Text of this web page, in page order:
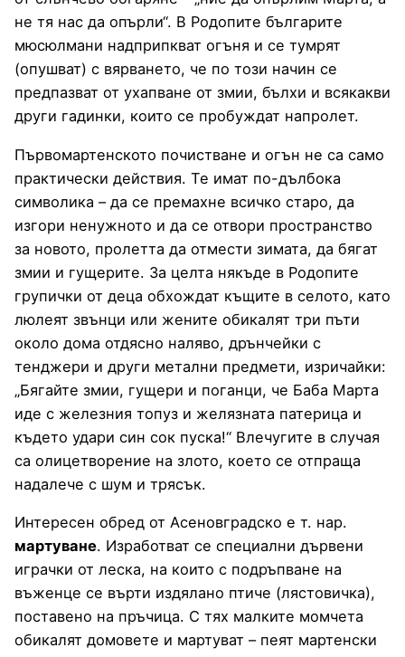
не тя нас да опърли“. В Родопите българите
мюсюлмани надприпкват огъня и се тумрят
(опушват) с вярването, че по този начин се
предпазват от ухапване от змии, бълхи и всякакви
други гадинки, които се пробуждат напролет.
Първомартенското почистване и огън не са само
практически действия. Те имат по-дълбока
символика – да се премахне всичко старо, да
изгори ненужното и да се отвори пространство
за новото, пролетта да отмести зимата, да бягат
змии и гущерите. За целта някъде в Родопите
групички от деца обхождат къщите в селото, като
люлеят звънци или жените обикалят три пъти
около дома отдясно наляво, дрънчейки с
тенджери и други метални предмети, изричайки:
„Бягайте змии, гущери и поганци, че Баба Марта
иде с железния топуз и желязната патерица и
където удари син сок пуска!“ Влечугите в случая
са олицетворение на злото, което се отпраща
надалече с шум и трясък.
Интересен обред от Асеновградско е т. нар.
мартуване. Изработват се специални дървени
играчки от леска, на които с подръпване на
въженце се върти издялано птиче (лястовичка),
поставено на пръчица. С тях малките момчета
обикалят домовете и мартуват – пеят мартенски